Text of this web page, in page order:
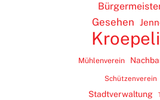
Gesehen
Mühlenverein
Schützenverein
Stadtverwaltung